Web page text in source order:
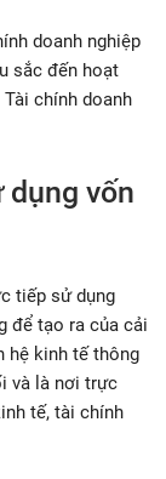
doanh nghiệp
sắc đến hoạt
chính doanh
dụng vốn
tiếp sử dụng
để tạo ra của cải
hệ kinh tế thông
và là nơi trực
tế, tài chính